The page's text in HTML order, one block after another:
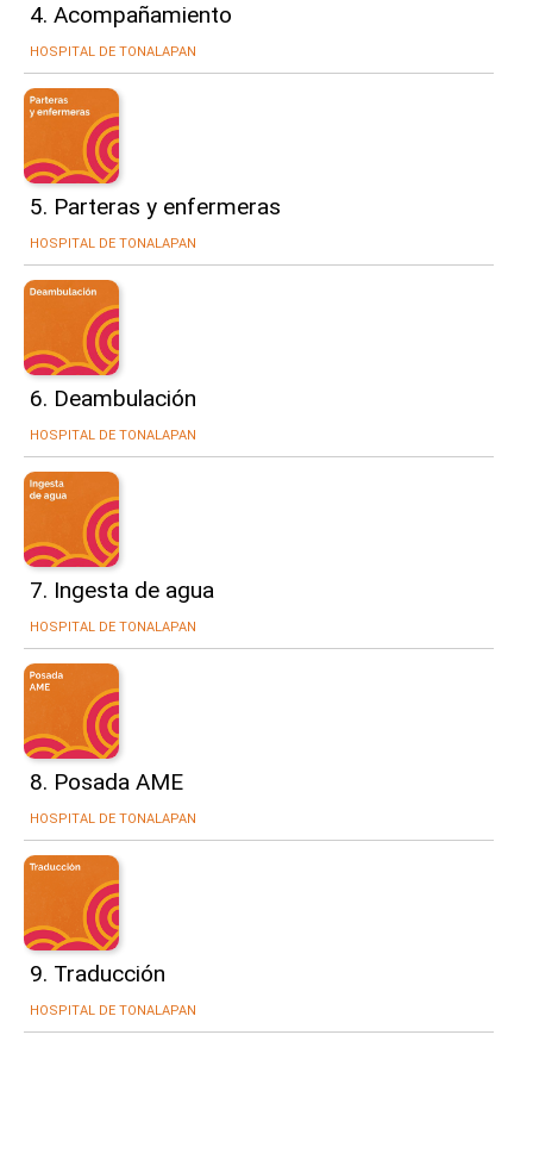
4. Acompañamiento
HOSPITAL DE TONALAPAN
5. Parteras y enfermeras
HOSPITAL DE TONALAPAN
6. Deambulación
HOSPITAL DE TONALAPAN
7. Ingesta de agua
HOSPITAL DE TONALAPAN
8. Posada AME
HOSPITAL DE TONALAPAN
9. Traducción
HOSPITAL DE TONALAPAN